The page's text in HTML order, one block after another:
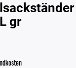
gr